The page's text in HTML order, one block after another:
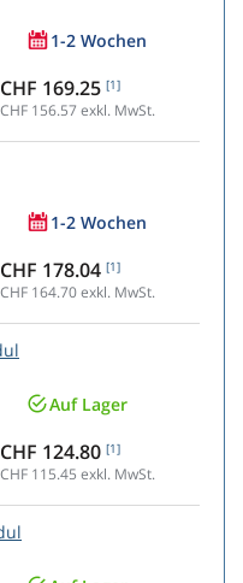
1-2 Wochen
CHF 169.25 [1]
CHF 156.57 exkl. MwSt.
1-2 Wochen
CHF 178.04 [1]
CHF 164.70exkl. MwSt.
Auf Lager
CHF 124.80 [1]
CHF 115.45 exkl. MwSt.